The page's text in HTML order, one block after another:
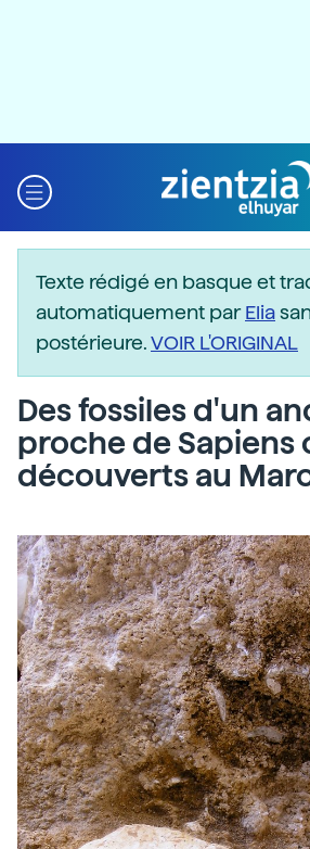
Texte rédigé en basque et
automatiquement parElia
postérieure.VOIR L'ORIGINAL
Des fossiles d'un
proche de Sapiens
découverts au